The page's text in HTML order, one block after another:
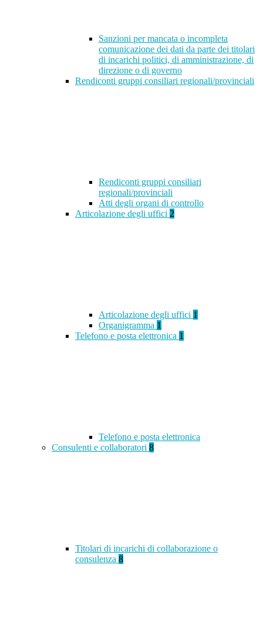
Sanzioni per mancata o incompleta
comunicazione dei dati da parte dei titolari
di incarichi politici, di amministrazione, di
direzione o di governo
Rendiconti gruppi consiliari regionali/provinciali
Rendiconti gruppi consiliari
regionali/provinciali
Atti degli organi di controllo
Articolazione degli uffici 2
Articolazione degli uffici 1
Organigramma 1
Telefono e posta elettronica 1
Telefono e posta elettronica
Consulenti e collaboratori 8
Titolari di incarichi di collaborazione o
consulenza 8